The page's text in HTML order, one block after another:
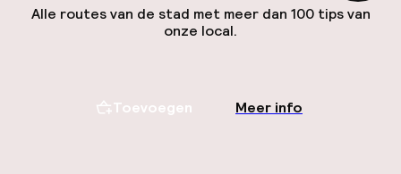
Alle routes van de stad met meer dan 100 tips van
onze local.
Toevoegen Meer info